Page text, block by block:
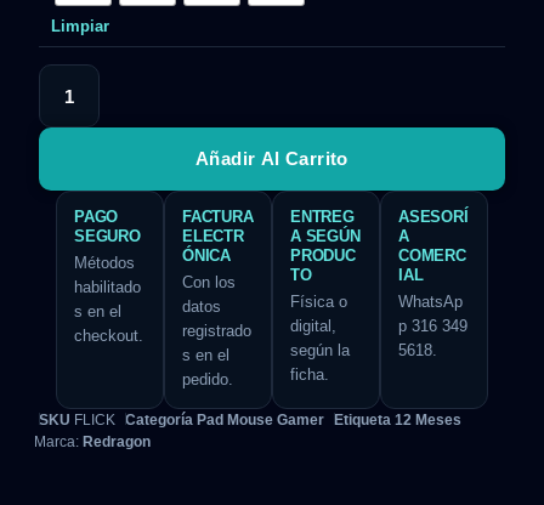
Limpiar
Añadir Al Carrito
PAGO
SEGURO
Métodos
habilitado
s en el
checkout.
FACTURA
ELECTR
ÓNICA
Con los
datos
registrado
s en el
pedido.
ENTREG
A SEGÚN
PRODUC
TO
Física o
digital,
según la
ficha.
ASESORÍ
A
COMERC
IAL
WhatsAp
p 316 349
5618.
SKU FLICK Categoría Pad Mouse Gamer Etiqueta 12 Meses
Marca: Redragon